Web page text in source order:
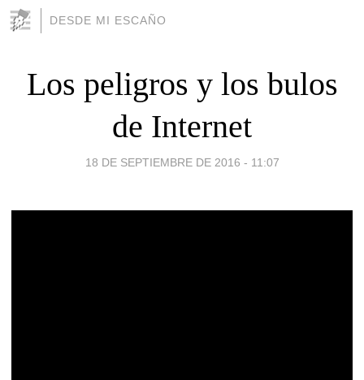
DESDE MI ESCAÑO
Los peligros y los bulos
de Internet
18 DE SEPTIEMBRE DE 2016 - 11:07